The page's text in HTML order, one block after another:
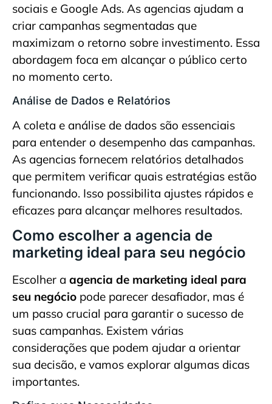
sociais e Google Ads. As agencias ajudam a
criar campanhas segmentadas que
maximizam o retorno sobre investimento. Essa
abordagem foca em alcançar o público certo
no momento certo.
Análise de Dados e Relatórios
A coleta e análise de dados são essenciais
para entender o desempenho das campanhas.
As agencias fornecem relatórios detalhados
que permitem verificar quais estratégias estão
funcionando. Isso possibilita ajustes rápidos e
eficazes para alcançar melhores resultados.
Como escolher a agencia de
marketing ideal para seu negócio
Escolher a agencia de marketing ideal para
seu negócio pode parecer desafiador, mas é
um passo crucial para garantir o sucesso de
suas campanhas. Existem várias
considerações que podem ajudar a orientar
sua decisão, e vamos explorar algumas dicas
importantes.